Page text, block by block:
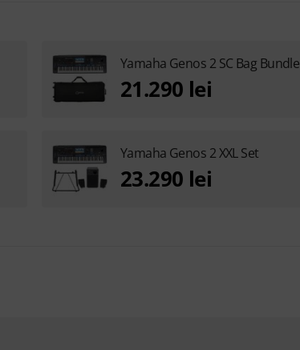
Yamaha Genos 2 SC Bag Bundle
21.290 lei
Yamaha Genos 2 XXL Set
23.290 lei